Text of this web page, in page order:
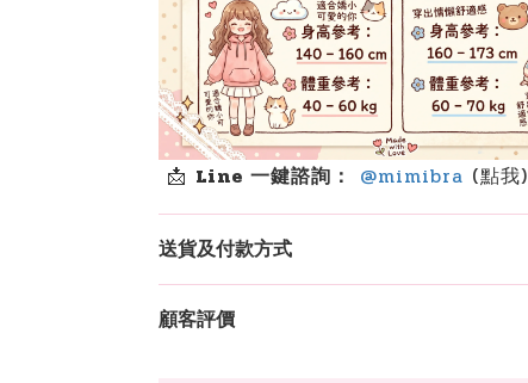
📩 Line 一鍵諮詢： @mimibra (點我)
送貨及付款方式
顧客評價